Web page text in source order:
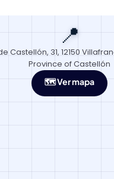
📍
Castellón, 31, 12150
Province of Castellón
🗺️ Ver mapa